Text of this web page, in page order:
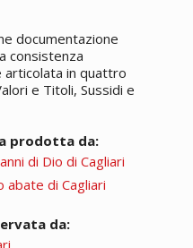
documentazione
consistenza
articolata in quattro
e Titoli, Sussidi e
prodotta da:
di Dio di Cagliari
abate di Cagliari
da: